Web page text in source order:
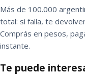
Más de 100.000
total: si falla, te
Comprás en pesos,
instante.
Te puede